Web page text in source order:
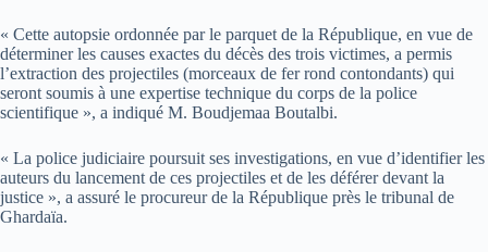
« Cette autopsie ordonnée par le parquet de la République, en vue de
déterminer les causes exactes du décès des trois victimes, a permis
l’extraction des projectiles (morceaux de fer rond contondants) qui
seront soumis à une expertise technique du corps de la police
scientifique », a indiqué M. Boudjemaa Boutalbi.
« La police judiciaire poursuit ses investigations, en vue d’identifier les
auteurs du lancement de ces projectiles et de les déférer devant la
justice », a assuré le procureur de la République près le tribunal de
Ghardaïa.